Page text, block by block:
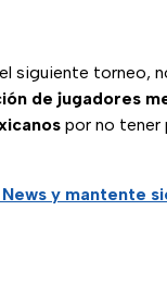
siguiente torneo,
de jugadores
por no tener
y mantente